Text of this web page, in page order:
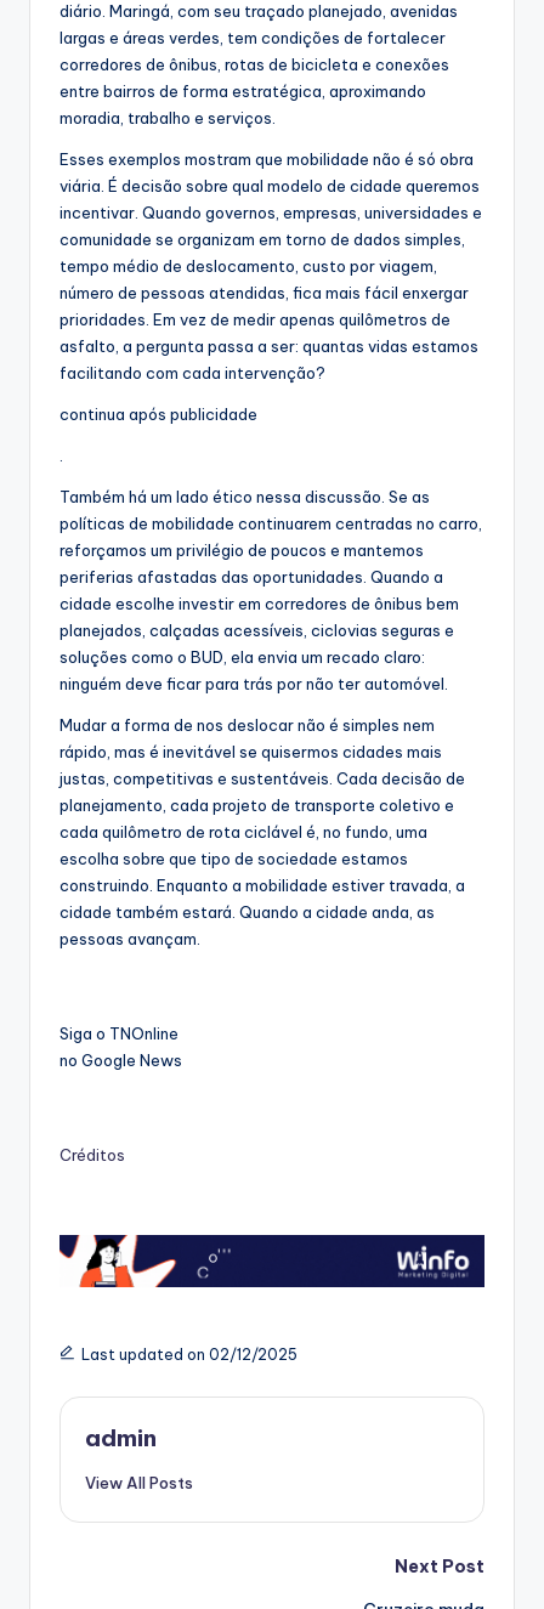
diário. Maringá, com seu traçado planejado, avenidas
largas e áreas verdes, tem condições de fortalecer
corredores de ônibus, rotas de bicicleta e conexões
entre bairros de forma estratégica, aproximando
moradia, trabalho e serviços.
Esses exemplos mostram que mobilidade não é só obra
viária. É decisão sobre qual modelo de cidade queremos
incentivar. Quando governos, empresas, universidades e
comunidade se organizam em torno de dados simples,
tempo médio de deslocamento, custo por viagem,
número de pessoas atendidas, fica mais fácil enxergar
prioridades. Em vez de medir apenas quilômetros de
asfalto, a pergunta passa a ser: quantas vidas estamos
facilitando com cada intervenção?
continua após publicidade
.
Também há um lado ético nessa discussão. Se as
políticas de mobilidade continuarem centradas no carro,
reforçamos um privilégio de poucos e mantemos
periferias afastadas das oportunidades. Quando a
cidade escolhe investir em corredores de ônibus bem
planejados, calçadas acessíveis, ciclovias seguras e
soluções como o BUD, ela envia um recado claro:
ninguém deve ficar para trás por não ter automóvel.
Mudar a forma de nos deslocar não é simples nem
rápido, mas é inevitável se quisermos cidades mais
justas, competitivas e sustentáveis. Cada decisão de
planejamento, cada projeto de transporte coletivo e
cada quilômetro de rota ciclável é, no fundo, uma
escolha sobre que tipo de sociedade estamos
construindo. Enquanto a mobilidade estiver travada, a
cidade também estará. Quando a cidade anda, as
pessoas avançam.
Siga o TNOnline
no Google News
Créditos
Last updated on 02/12/2025
admin
View All Posts
Next Post